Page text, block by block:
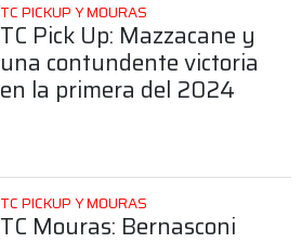
TC PICKUP Y MOURAS
TC Pick Up: Mazzacane y
una contundente victoria
en la primera del 2024
TC PICKUP Y MOURAS
TC Mouras: Bernasconi